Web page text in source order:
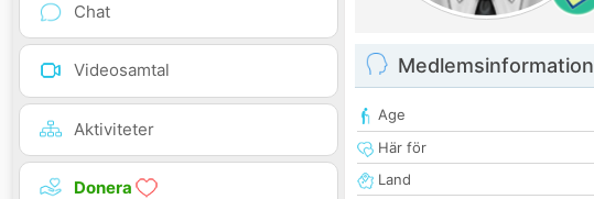
Chat
Videosamtal
Aktiviteter
Donera
Medlemsinformation
Age
Här för
Land